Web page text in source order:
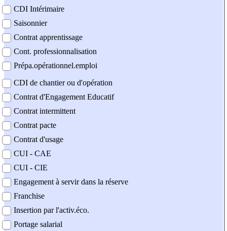
CDI Intérimaire
Saisonnier
Contrat apprentissage
Cont. professionnalisation
Prépa.opérationnel.emploi
CDI de chantier ou d'opération
Contrat d'Engagement Educatif
Contrat intermittent
Contrat pacte
Contrat d'usage
CUI - CAE
CUI - CIE
Engagement à servir dans la réserve
Franchise
Insertion par l'activ.éco.
Portage salarial